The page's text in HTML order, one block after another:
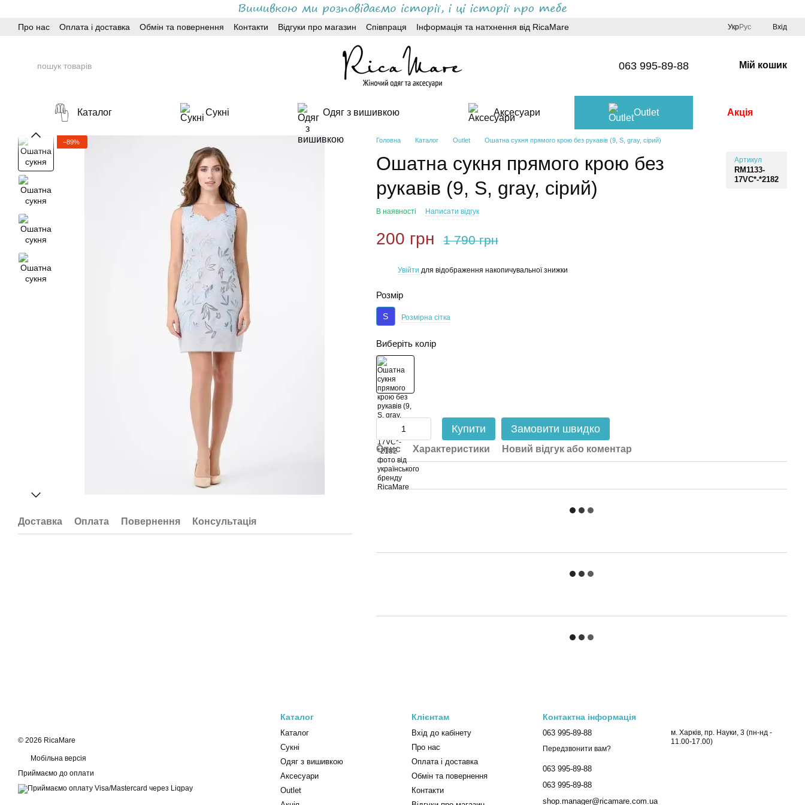
Про нас
Оплата і доставка Обмін та повернення Контакти Відгуки про магазин Співпраця Інформація та натхнення від RicaMare УкрРус Вхід
063 995-89-88 Мій кошик
Каталог Сукні Одяг з вишивкою Аксесуари Outlet Акція
−89%
Доставка Оплата Повернення Консультація
Головна Каталог Outlet Ошатна сукня прямого крою без рукавів (9, S, gray, сірий)
Ошатна сукня прямого крою без
рукавів (9, S, gray, сірий)
Артикул
RM1133-
17VC*-*2182
В наявності Написати відгук
200 грн 1 790 грн
Увійти для відображення накопичувальної знижки
Розмір
S Розмірна сітка
Виберіть колір
Купити Замовити швидко
Опис Характеристики Новий відгук або коментар
© 2026 RicaMare
Мобільна версія
Приймаємо до оплати
Каталог
Каталог
Сукні
Одяг з вишивкою
Аксесуари
Outlet
Клієнтам
Вхід до кабінету
Про нас
Оплата і доставка
Обмін та повернення
Контакти
Контактна інформація
063 995-89-88
Передзвонити вам?
063 995-89-88
063 995-89-88
shop.manager@ricamare.com.ua
м. Харків, пр. Науки, 3 (пн-нд -
11.00-17.00)